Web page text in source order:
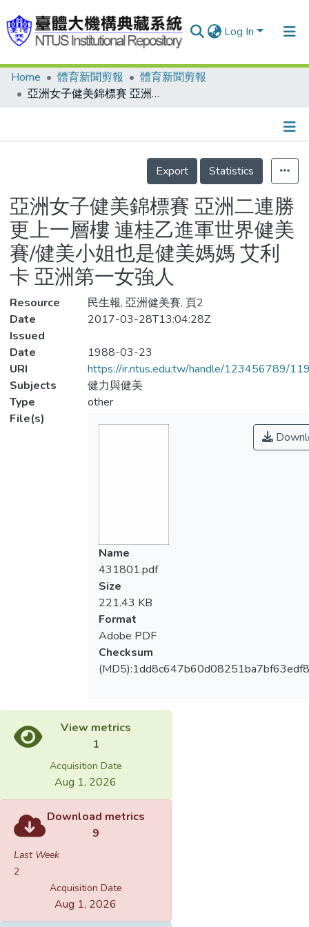
Log In
Communities & Collections
Statistics
Home 體育新聞剪報
體育新聞剪報
亞洲女子健美錦標賽 亞洲二連勝更上一層樓 連桂乙進軍世界健美賽/健美小姐也是健美媽媽 艾利卡 亞洲第一女強人
Details
Export
Statistics
亞洲女子健美錦標賽 亞洲二連勝
更上一層樓 連桂乙進軍世界健美
賽/健美小姐也是健美媽媽 艾利
卡 亞洲第一女強人
Resource
民生報, 亞洲健美賽, 頁2
Date
Issued
2017-03-28T13:04:28Z
Date
1988-03-23
URI
https://ir.ntus.edu.tw/handle/123456789/
Subjects
健力與健美
Type
other
File(s)
Name
431801.pdf
Size
221.43 KB
Format
Adobe PDF
Checksum
View metrics
1
Acquisition Date
Aug 1, 2026
Download metrics
9
Last Week
2
Acquisition Date
Aug 1, 2026